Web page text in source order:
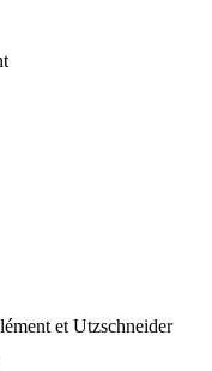
et Utzschneider